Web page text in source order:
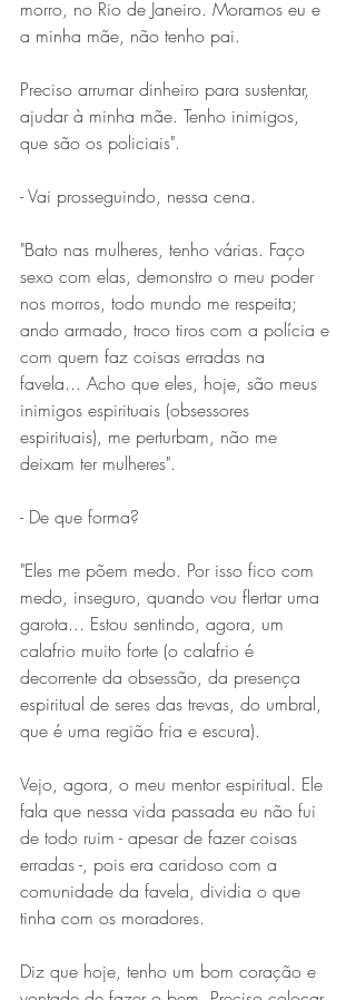
morro, no Rio de Janeiro. Moramos eu e
a minha mãe, não tenho pai.
Preciso arrumar dinheiro para sustentar,
ajudar à minha mãe. Tenho inimigos,
que são os policiais".
- Vai prosseguindo, nessa cena.
"Bato nas mulheres, tenho várias. Faço
sexo com elas, demonstro o meu poder
nos morros, todo mundo me respeita;
ando armado, troco tiros com a polícia e
com quem faz coisas erradas na
favela... Acho que eles, hoje, são meus
inimigos espirituais (obsessores
espirituais), me perturbam, não me
deixam ter mulheres".
- De que forma?
"Eles me põem medo. Por isso fico com
medo, inseguro, quando vou flertar uma
garota... Estou sentindo, agora, um
calafrio muito forte (o calafrio é
decorrente da obsessão, da presença
espiritual de seres das trevas, do umbral,
que é uma região fria e escura).
Vejo, agora, o meu mentor espiritual. Ele
fala que nessa vida passada eu não fui
de todo ruim - apesar de fazer coisas
erradas -, pois era caridoso com a
comunidade da favela, dividia o que
tinha com os moradores.
Diz que hoje, tenho um bom coração e